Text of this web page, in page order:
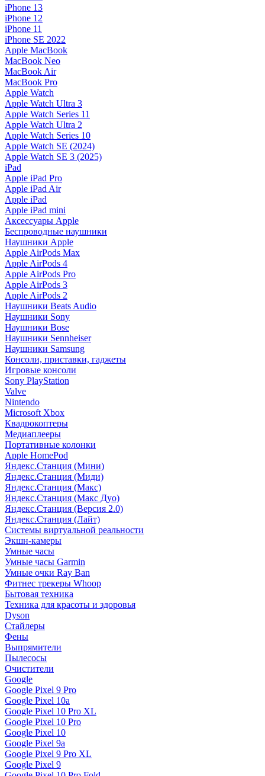
iPhone 13
iPhone 12
iPhone 11
iPhone SE 2022
Apple MacBook
MacBook Neo
MacBook Air
MacBook Pro
Apple Watch
Apple Watch Ultra 3
Apple Watch Series 11
Apple Watch Ultra 2
Apple Watch Series 10
Apple Watch SE (2024)
Apple Watch SE 3 (2025)
iPad
Apple iPad Pro
Apple iPad Air
Apple iPad
Apple iPad mini
Аксессуары Apple
Беспроводные наушники
Наушники Apple
Apple AirPods Max
Apple AirPods 4
Apple AirPods Pro
Apple AirPods 3
Apple AirPods 2
Наушники Beats Audio
Наушники Sony
Наушники Bose
Наушники Sennheiser
Наушники Samsung
Консоли, приставки, гаджеты
Игровые консоли
Sony PlayStation
Valve
Nintendo
Microsoft Xbox
Квадрокоптеры
Медиаплееры
Портативные колонки
Apple HomePod
Яндекс.Станция (Мини)
Яндекс.Станция (Миди)
Яндекс.Станция (Макс)
Яндекс.Станция (Макс Дуо)
Яндекс.Станция (Версия 2.0)
Яндекс.Станция (Лайт)
Системы виртуальной реальности
Экшн-камеры
Умные часы
Умные часы Garmin
Умные очки Ray Ban
Фитнес трекеры Whoop
Бытовая техника
Техника для красоты и здоровья
Dyson
Стайлеры
Фены
Выпрямители
Пылесосы
Очистители
Google
Google Pixel 9 Pro
Google Pixel 10a
Google Pixel 10 Pro XL
Google Pixel 10 Pro
Google Pixel 10
Google Pixel 9a
Google Pixel 9 Pro XL
Google Pixel 9